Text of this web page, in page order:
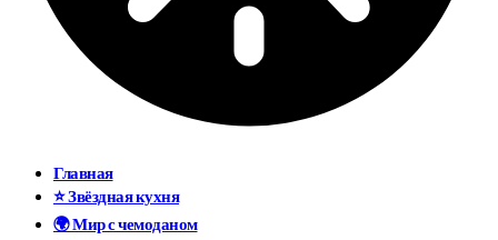
Главная
⭐ Звёздная кухня
🌍 Мир с чемоданом